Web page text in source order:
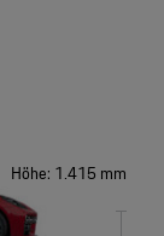
Höhe: 1.415 mm